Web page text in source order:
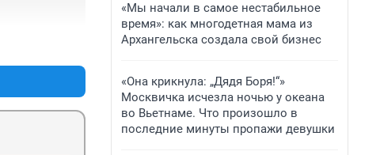
«Мы начали в самое нестабильное
время»: как многодетная мама из
Архангельска создала свой бизнес
«Она крикнула: „Дядя Боря!“»
Москвичка исчезла ночью у океана
во Вьетнаме. Что произошло в
последние минуты пропажи девушки